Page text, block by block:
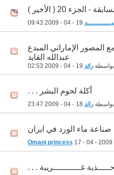
- الجزء 20 ( الأخير )
09:43
المصور الإماراتي المبدع
عبدالله القايد
رائد 02:53
أكلة لحوم البشر . . .
رائد 23:47
صناعة ماء الورد في ايران
Omani princess 17 - 04 - 2009
أحـــــذية غـــــــــــريبة . . .